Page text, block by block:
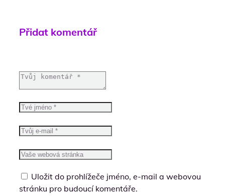
Přidat komentář
Uložit do prohlížeče jméno, e-mail a webovou
stránku pro budoucí komentáře.